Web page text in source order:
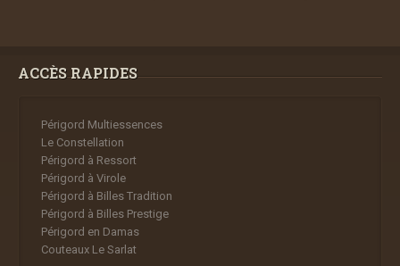
ACCÈS RAPIDES
Périgord Multiessences
Le Constellation
Périgord à Ressort
Périgord à Virole
Périgord à Billes Tradition
Périgord à Billes Prestige
Périgord en Damas
Couteaux Le Sarlat